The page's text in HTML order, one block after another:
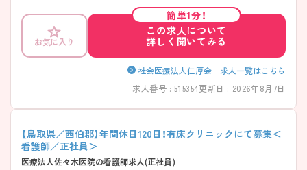
い方には、面接ポイントや求人の詳細をお伝えいたしますので、お問い合
わせください。
お気に入り
簡単1分！
この求人について
詳しく聞いてみる
社会医療法人仁厚会 求人一覧はこちら
求人番号 : 515354更新日 : 2026年8月7日
【鳥取県／西伯郡】年間休日120日！有床クリニックにて募集＜
看護師／正社員＞
医療法人佐々木医院の看護師求人(正社員)